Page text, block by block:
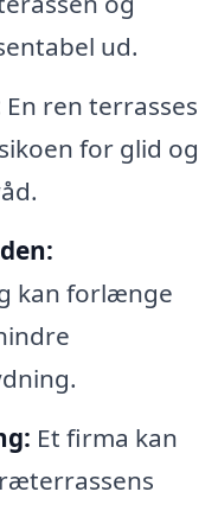
ud.
En ren terrasses
for glid og
kan forlænge
Et firma kan